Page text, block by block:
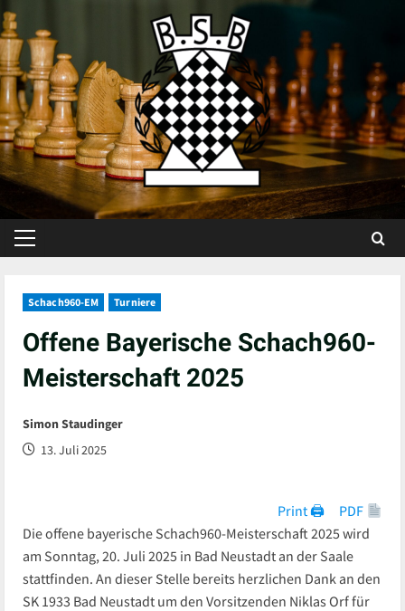
Skip
to
content
Primary
Schach960-EM Turniere
Offene Bayerische Schach960-
Meisterschaft 2025
Simon Staudinger
13. Juli 2025
Print 🖨
PDF
Die offene bayerische Schach960-Meisterschaft 2025 wird
am Sonntag, 20. Juli 2025 in Bad Neustadt an der Saale
stattfinden. An dieser Stelle bereits herzlichen Dank an den
SK 1933 Bad Neustadt um den Vorsitzenden Niklas Orf für